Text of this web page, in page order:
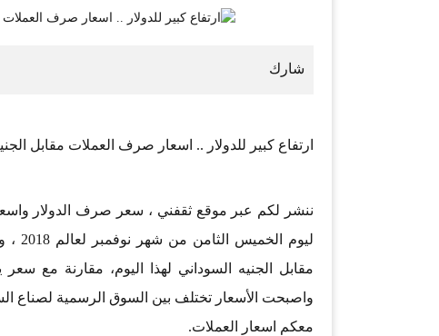
ارتفاع كبير للدولار .. اسعار صرف العملات مقابل الجنيه
ننشر لكم عبر موقع ثقفني ، سعر صرف الدولار
مقابل الجنيه السوداني لهذا اليوم، مقارنة مع
واصبحت الأسعار تختلف بين السوق الرسمية لصناع
معكم اسعار العملات.